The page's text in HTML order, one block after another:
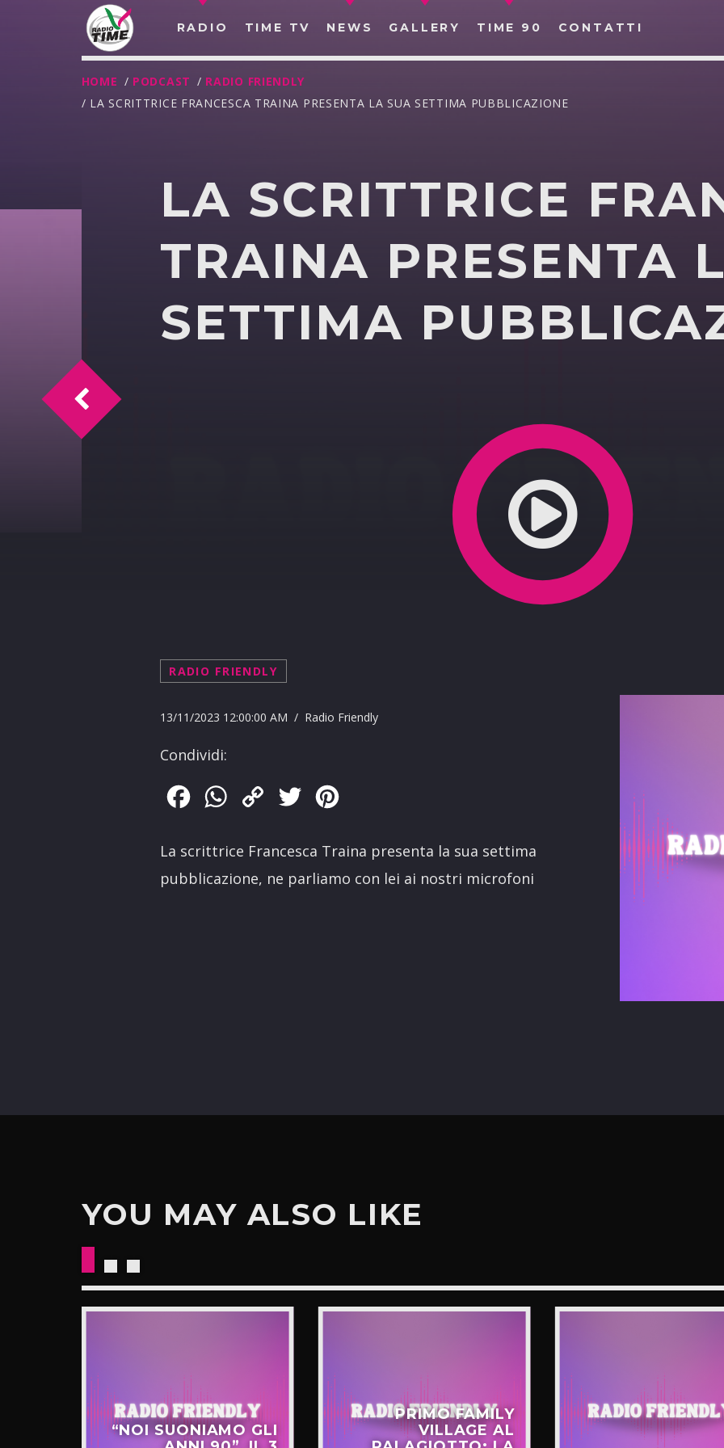
RADIO TIME TV NEWS GALLERY TIME 90 CONTATTI
CERCA NEL SITO WEB:
HOME / PODCAST / RADIO FRIENDLY
/ LA SCRITTRICE FRANCESCA TRAINA PRESENTA LA SUA SETTIMA PUBBLICAZIONE
LA SCRITTRICE
TRAINA PRESENTA
SETTIMA
RADIO FRIENDLY
13/11/2023 12:00:00 AM / Radio Friendly
Condividi:
FacebookWhatsApp
Copy
Twitter
La scrittrice Francesca Traina presenta la sua settima
pubblicazione, ne parliamo con lei ai nostri microfoni
FAST 'N' CURIOUS INTERVISTA A "HODIE"
YOU MAY ALSO LIKE
“NOI SUONIAMO GLI
PRIMO FAMILY
VILLAGE AL